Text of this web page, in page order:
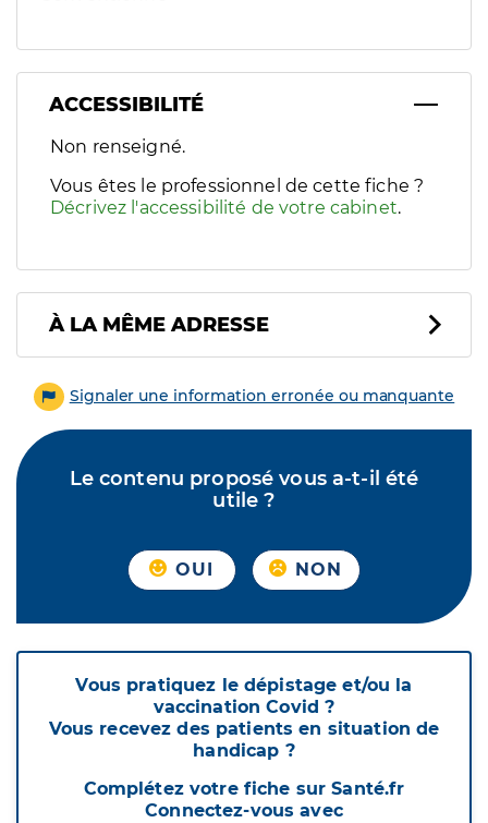
ACCESSIBILITÉ
Filtres
Sélectionnez un ou plusieurs handicaps/besoins
Non renseigné.
Vous êtes le professionnel de cette fiche ?
Décrivez l'accessibilité de votre cabinet.
À LA MÊME ADRESSE
Signaler une information erronée ou manquante
Le contenu proposé vous a-t-il été
utile ?
OUI NON
Vous pratiquez le dépistage et/ou la
vaccination Covid ?
Vous recevez des patients en situation de
handicap ?
Complétez votre fiche sur Santé.fr
Connectez-vous avec